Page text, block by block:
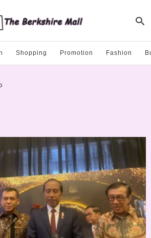
Shopping Promotion Fashion